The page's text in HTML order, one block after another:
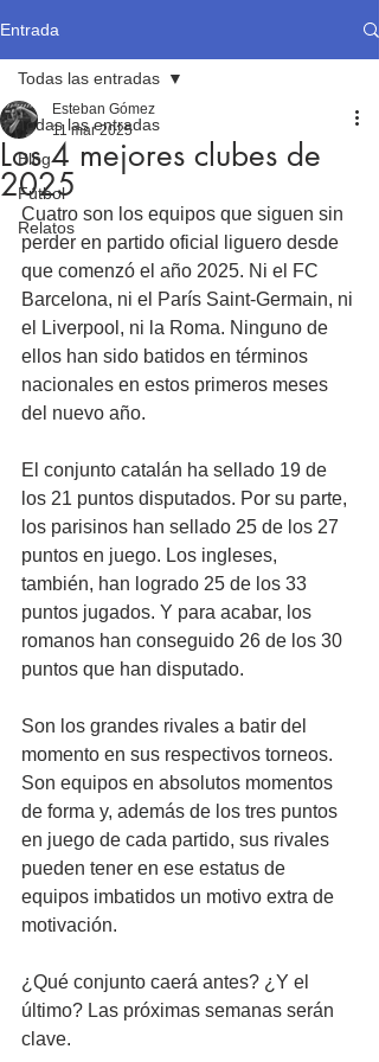
Entrada
Todas las entradas
Blog
Fútbol
Relatos
Todas las entradas
Los 4 mejores clubes de
2025
Esteban Gómez
11 mar 2025
Cuatro son los equipos que siguen sin
perder en partido oficial liguero desde
que comenzó el año 2025. Ni el FC
Barcelona, ni el París Saint-Germain, ni
el Liverpool, ni la Roma. Ninguno de
ellos han sido batidos en términos
nacionales en estos primeros meses
del nuevo año.
El conjunto catalán ha sellado 19 de
los 21 puntos disputados. Por su parte,
los parisinos han sellado 25 de los 27
puntos en juego. Los ingleses,
también, han logrado 25 de los 33
puntos jugados. Y para acabar, los
romanos han conseguido 26 de los 30
puntos que han disputado.
Son los grandes rivales a batir del
momento en sus respectivos torneos.
Son equipos en absolutos momentos
de forma y, además de los tres puntos
en juego de cada partido, sus rivales
pueden tener en ese estatus de
equipos imbatidos un motivo extra de
motivación.
¿Qué conjunto caerá antes? ¿Y el
último? Las próximas semanas serán
clave.